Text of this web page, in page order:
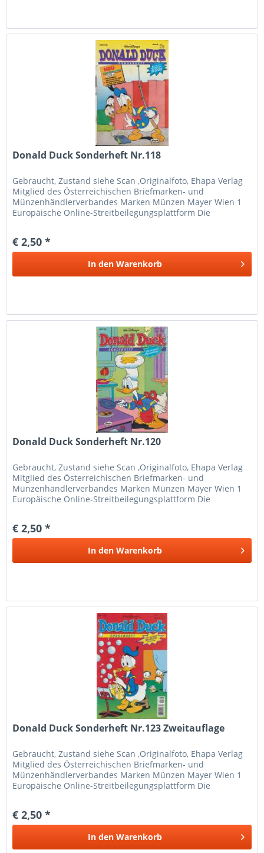
Donald Duck Sonderheft Nr.118
Gebraucht, Zustand siehe Scan ,Originalfoto, Ehapa Verlag
Mitglied des Österreichischen Briefmarken- und
Münzenhändlerverbandes Marken Münzen Mayer Wien 1
Europäische Online-Streitbeilegungsplattform Die
€ 2,50 *
In den Warenkorb
Donald Duck Sonderheft Nr.120
Gebraucht, Zustand siehe Scan ,Originalfoto, Ehapa Verlag
Mitglied des Österreichischen Briefmarken- und
Münzenhändlerverbandes Marken Münzen Mayer Wien 1
Europäische Online-Streitbeilegungsplattform Die
€ 2,50 *
In den Warenkorb
Donald Duck Sonderheft Nr.123 Zweitauflage
Gebraucht, Zustand siehe Scan ,Originalfoto, Ehapa Verlag
Mitglied des Österreichischen Briefmarken- und
Münzenhändlerverbandes Marken Münzen Mayer Wien 1
Europäische Online-Streitbeilegungsplattform Die
€ 2,50 *
In den Warenkorb